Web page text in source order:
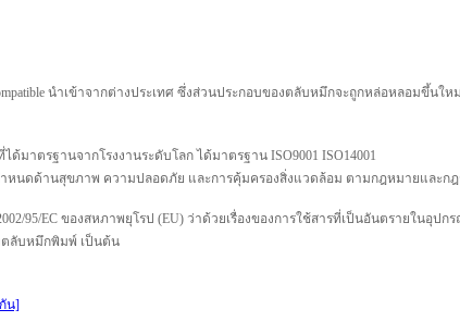
นำเข้าจากต่างประเทศ ซึ่งส่วนประกอบของตลับหมึกจะถูกหล่อหลอม
มาตรฐานจากโรงงานระดับโลก ได้มาตรฐาน ISO9001 ISO14001
นดด้านสุขภาพ ความปลอดภัย และการคุ้มครองสิ่งแวดล้อม ตามกฎหมายและกฎ
95/EC ของสหภาพยุโรป (EU) ว่าด้วยเรื่องของการใช้สารที่เป็นอันตรายใน
ตลับหมึกพิมพ์ เป็นต้น
น]